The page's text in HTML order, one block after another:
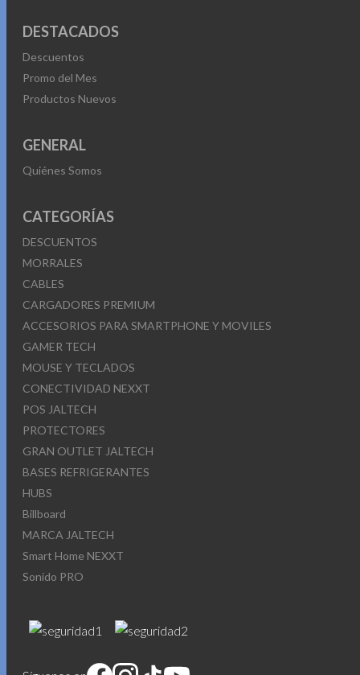
DESTACADOS
Descuentos
Promo del Mes
Productos Nuevos
GENERAL
Quiénes Somos
CATEGORÍAS
DESCUENTOS
MORRALES
CABLES
CARGADORES PREMIUM
ACCESORIOS PARA SMARTPHONE Y MOVILES
GAMER TECH
MOUSE Y TECLADOS
CONECTIVIDAD NEXXT
POS JALTECH
PROTECTORES
GRAN OUTLET JALTECH
BASES REFRIGERANTES
HUBS
Billboard
MARCA JALTECH
Smart Home NEXXT
Sonido PRO